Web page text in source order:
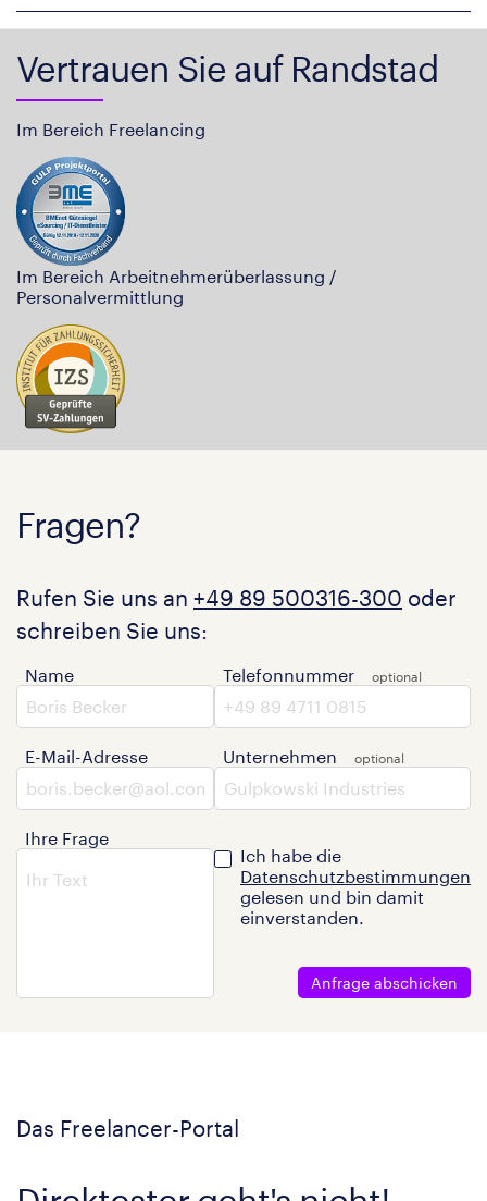
Vertrauen Sie auf Randstad
Im Bereich Freelancing
Im Bereich Arbeitnehmerüberlassung /
Personalvermittlung
Fragen?
Rufen Sie uns an +49 89 500316-300 oder
schreiben Sie uns:
Name
E-Mail-Adresse
Ihre Frage
Telefonnummer
Unternehmen
Ich habe die
Datenschutzbestimmungen
gelesen und bin damit
einverstanden.
Anfrage abschicken
Das Freelancer-Portal